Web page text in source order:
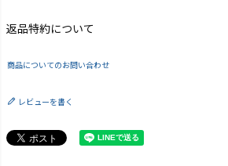
返品特約について
商品についてのお問い合わせ
レビューを書く